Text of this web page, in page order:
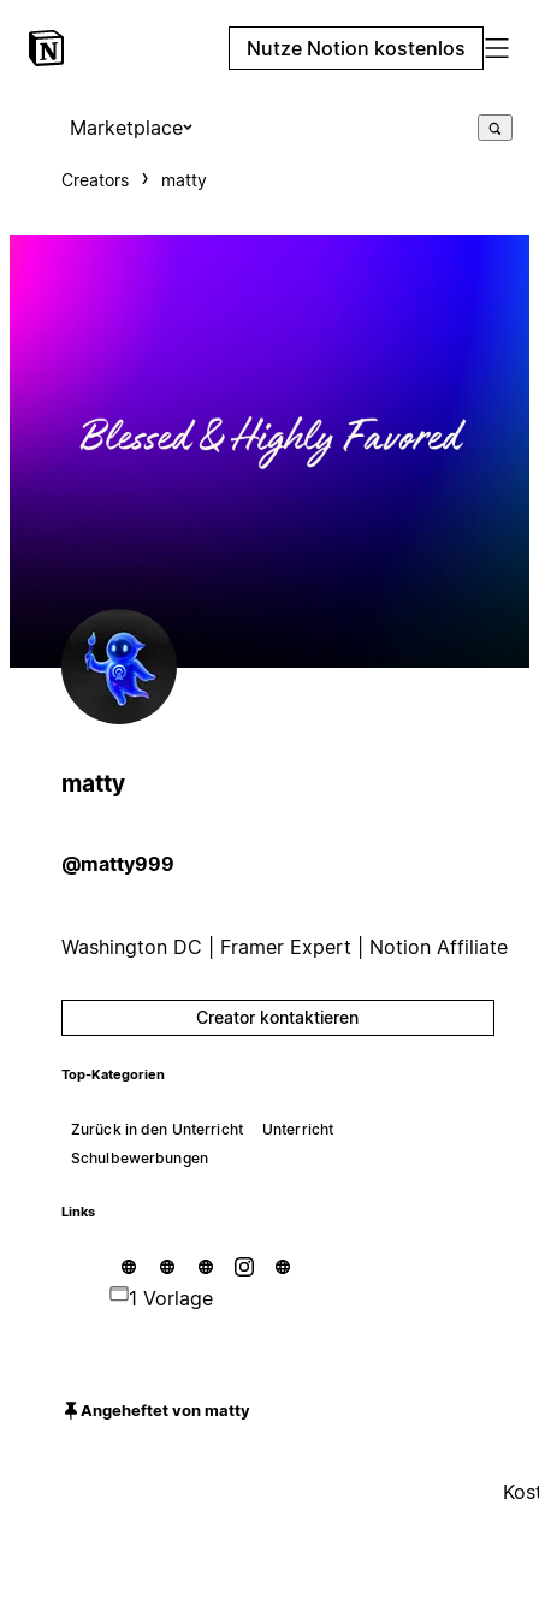
Nutze Notion kostenlos
Marketplace
Creators matty
matty
@matty999
Washington DC | Framer Expert | Notion Affiliate
Creator kontaktieren
Top-Kategorien
Zurück in den Unterricht
Unterricht
Schulbewerbungen
Links
1 Vorlage
Angeheftet von matty